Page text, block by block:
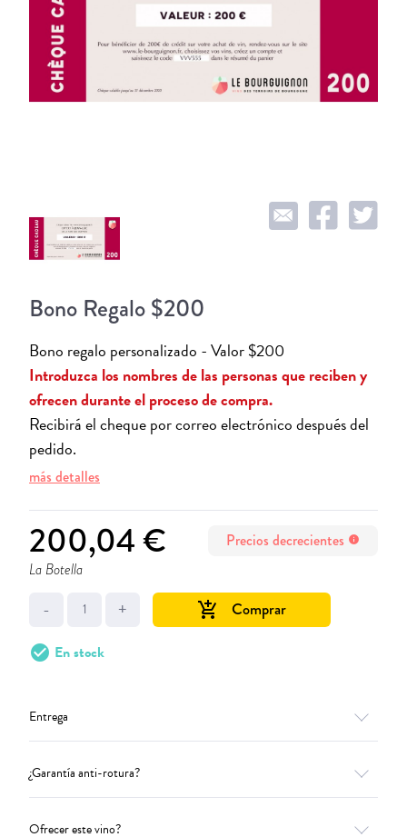
Bono Regalo $200
Bono regalo personalizado - Valor $200
Introduzca los nombres de las personas que reciben y
ofrecen durante el proceso de compra.
Recibirá el cheque por correo electrónico después del
pedido.
más detalles
200,04 € Precios decrecientes info
La Botella
- + add_shopping_cart Comprar
check_circle En stock
Entrega
¿Garantía anti-rotura?
Ofrecer este vino?